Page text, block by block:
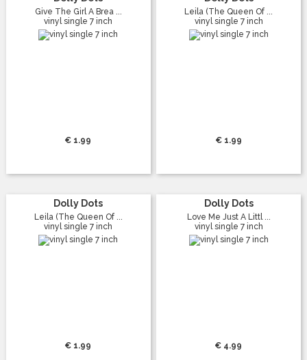
Give The Girl A Brea ...
vinyl single 7 inch
€ 1.99
Leila (The Queen Of ...
vinyl single 7 inch
€ 1.99
Dolly Dots
Leila (The Queen Of ...
vinyl single 7 inch
€ 1.99
Dolly Dots
Love Me Just A Littl ...
vinyl single 7 inch
€ 4.99